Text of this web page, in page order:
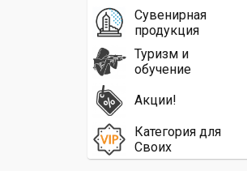
Сувенирная
продукция
Туризм и
обучение
Акции!
Категория для
Своих